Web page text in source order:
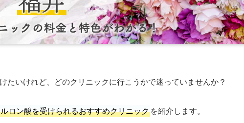
たいけれど、どのクリニックに行こうかで迷っていませんか？
ロン酸を受けられるおすすめクリニックを紹介します。